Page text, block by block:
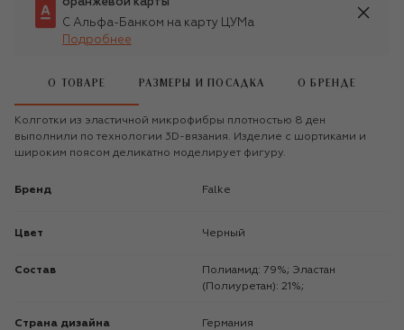
С Альфа-Банком на карту ЦУМа
Подробнее
О ТОВАРЕ РАЗМЕРЫ И ПОСАДКА О БРЕНДЕ
Колготки из эластичной микрофибры плотностью 8 ден
выполнили по технологии 3D-вязания. Изделие с шортиками и
широким поясом деликатно моделирует фигуру.
Бренд Falke
Цвет Черный
Состав
Полиамид: 79%; Эластан
(Полиуретан): 21%;
Страна дизайна Германия